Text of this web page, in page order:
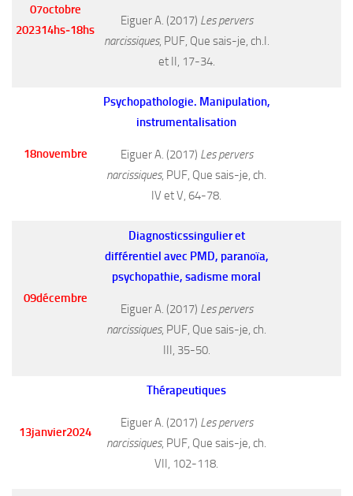
07octobre
202314hs‑18hs
Eiguer A. (2017) Les pervers
narcissiques, PUF, Que sais-je, ch.I.
et II, 17-34.
18novembre
Psychopathologie. Manipulation,
instrumentalisation
Eiguer A. (2017) Les pervers
narcissiques, PUF, Que sais-je, ch.
IV et V, 64-78.
09décembre
Diagnosticssingulier et
différentiel avec PMD, paranoïa,
psychopathie, sadisme moral
Eiguer A. (2017) Les pervers
narcissiques, PUF, Que sais-je, ch.
III, 35-50.
13janvier2024
Thérapeutiques
Eiguer A. (2017) Les pervers
narcissiques, PUF, Que sais-je, ch.
VII, 102-118.